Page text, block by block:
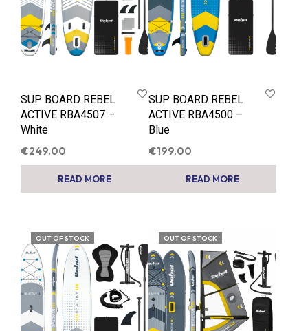
SUP BOARD REBEL
ACTIVE RBA4507 –
White
€249.00
READ MORE
SUP BOARD REBEL
ACTIVE RBA4500 –
Blue
€199.00
READ MORE
OUT OF STOCK OUT OF STOCK